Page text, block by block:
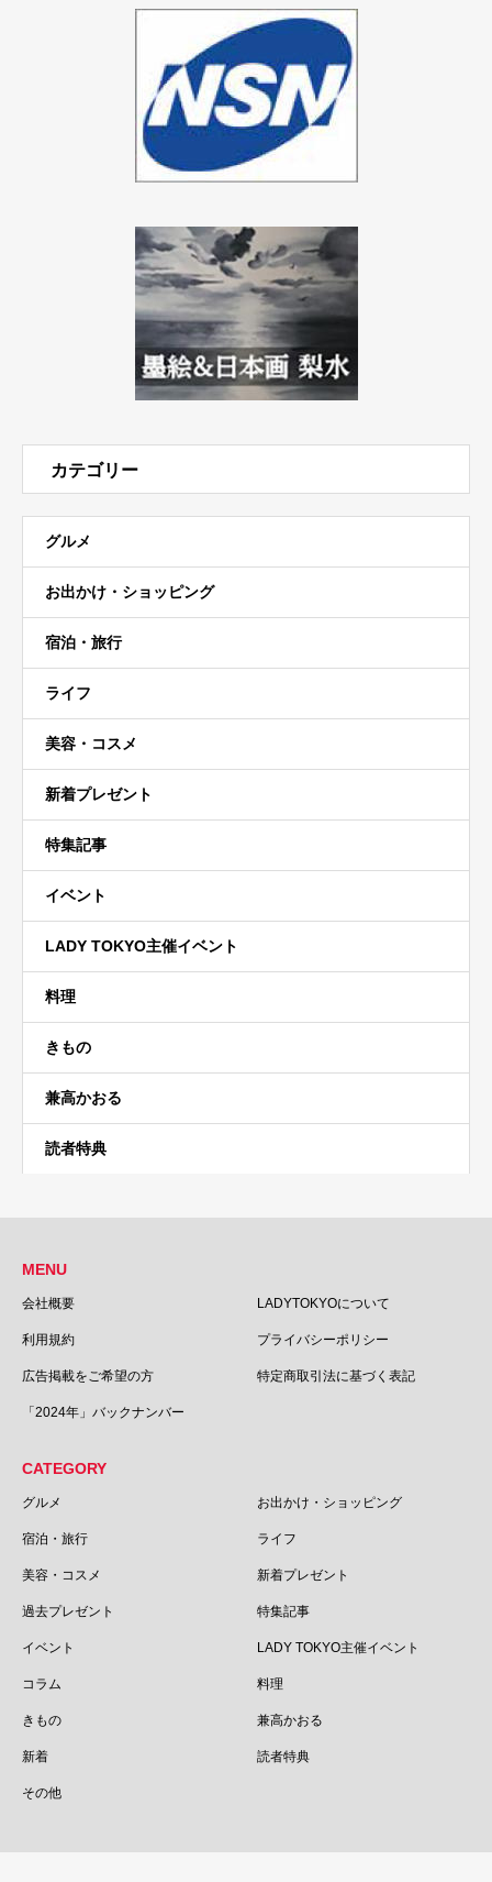
カテゴリー
グルメ
お出かけ・ショッピング
宿泊・旅行
ライフ
美容・コスメ
新着プレゼント
特集記事
イベント
LADY TOKYO主催イベント
料理
きもの
兼高かおる
読者特典
MENU
会社概要 LADYTOKYOについて
利用規約 プライバシーポリシー
広告掲載をご希望の方 特定商取引法に基づく表記
「2024年」バックナンバー
CATEGORY
グルメ お出かけ・ショッピング
宿泊・旅行 ライフ
美容・コスメ 新着プレゼント
過去プレゼント 特集記事
イベント LADY TOKYO主催イベント
コラム 料理
きもの 兼高かおる
新着 読者特典
その他